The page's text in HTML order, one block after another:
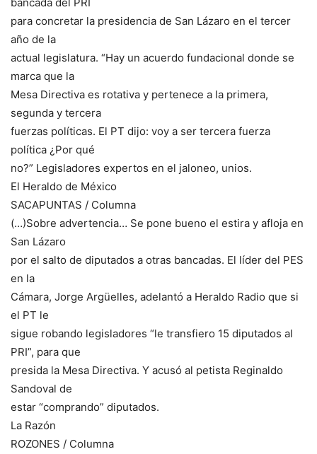
para concretar la presidencia de San Lázaro en el tercer
año de la
actual legislatura. “Hay un acuerdo fundacional donde se
marca que la
Mesa Directiva es rotativa y pertenece a la primera,
segunda y tercera
fuerzas políticas. El PT dijo: voy a ser tercera fuerza
política ¿Por qué
no?” Legisladores expertos en el jaloneo, unios.
El Heraldo de México
SACAPUNTAS / Columna
(…)Sobre advertencia… Se pone bueno el estira y afloja en
San Lázaro
por el salto de diputados a otras bancadas. El líder del PES
en la
Cámara, Jorge Argüelles, adelantó a Heraldo Radio que si
el PT le
sigue robando legisladores “le transfiero 15 diputados al
PRI”, para que
presida la Mesa Directiva. Y acusó al petista Reginaldo
Sandoval de
estar “comprando” diputados.
La Razón
ROZONES / Columna